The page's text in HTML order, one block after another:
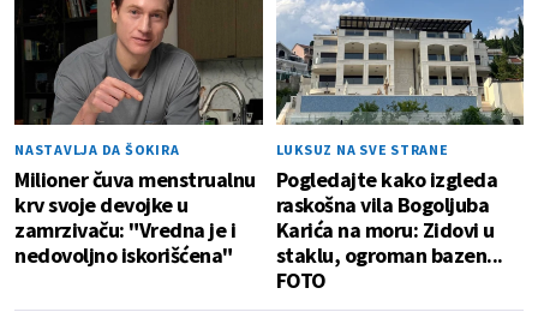
NASTAVLJA DA ŠOKIRA
Milioner čuva menstrualnu
krv svoje devojke u
zamrzivaču: "Vredna je i
nedovoljno iskorišćena"
LUKSUZ NA SVE STRANE
Pogledajte kako izgleda
raskošna vila Bogoljuba
Karića na moru: Zidovi u
staklu, ogroman bazen...
FOTO